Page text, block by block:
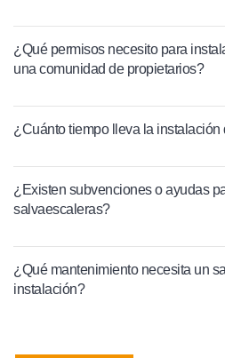
¿Qué permisos necesito para
una comunidad de propietarios?
¿Cuánto tiempo lleva la
¿Existen subvenciones o ayudas
salvaescaleras?
¿Qué mantenimiento necesita un
instalación?